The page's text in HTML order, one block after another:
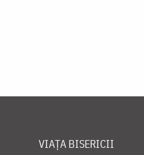
VIAȚA BISERICII